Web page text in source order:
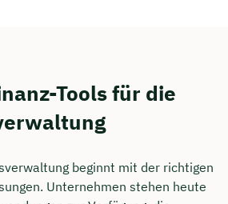
Tools für die
beginnt mit der richtigen
Unternehmen stehen heute